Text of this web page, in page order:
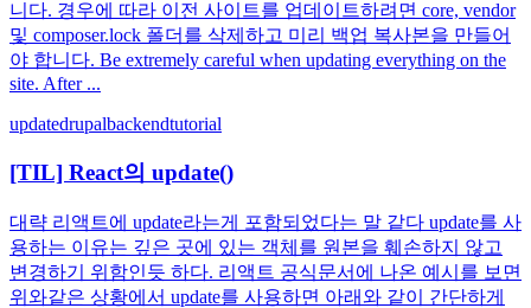
니다. 경우에 따라 이전 사이트를 업데이트하려면 core, vendor
및 composer.lock 폴더를 삭제하고 미리 백업 복사본을 만들어
야 합니다. Be extremely careful when updating everything on the
site. After ...
updatedrupalbackendtutorial
[TIL] React의 update()
대략 리액트에 update라는게 포함되었다는 말 같다 update를 사
용하는 이유는 깊은 곳에 있는 객체를 원본을 훼손하지 않고
변경하기 위함인듯 하다. 리액트 공식문서에 나온 예시를 보면
위와같은 상황에서 update를 사용하면 아래와 같이 간단하게